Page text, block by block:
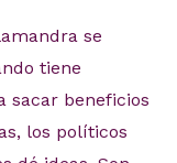
se
tiene
sacar beneficios
los políticos